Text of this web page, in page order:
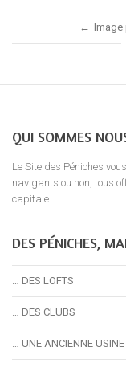
Image
QUI SOMMES
Le Site des Péniches
navigants ou non, tous
capitale.
DES PÉNICHES,
… DES LOFTS
… DES CLUBS
… UNE ANCIENNE USINE